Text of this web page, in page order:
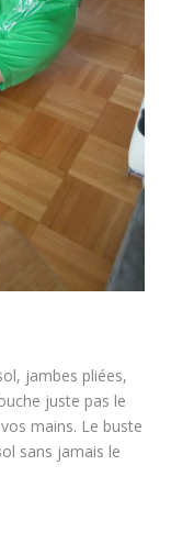
jambes pliées,
juste pas le
mains. Le buste
sans jamais le